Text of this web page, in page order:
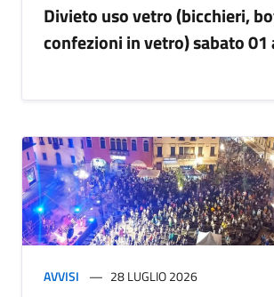
Divieto uso vetro (bicchieri,
confezioni in vetro) sabato 01
AVVISI 28 LUGLIO 2026